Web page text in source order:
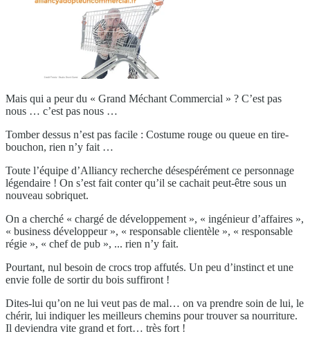
Mais qui a peur du « Grand Méchant Commercial » ? C’est pas
nous … c’est pas nous …
Tomber dessus n’est pas facile : Costume rouge ou queue en tire-
bouchon, rien n’y fait …
Toute l’équipe d’Alliancy recherche désespérément ce personnage
légendaire ! On s’est fait conter qu’il se cachait peut-être sous un
nouveau sobriquet.
On a cherché « chargé de développement », « ingénieur d’affaires »,
« business développeur », « responsable clientèle », « responsable
régie », « chef de pub », ... rien n’y fait.
Pourtant, nul besoin de crocs trop affutés. Un peu d’instinct et une
envie folle de sortir du bois suffiront !
Dites-lui qu’on ne lui veut pas de mal… on va prendre soin de lui, le
chérir, lui indiquer les meilleurs chemins pour trouver sa nourriture.
Il deviendra vite grand et fort… très fort !